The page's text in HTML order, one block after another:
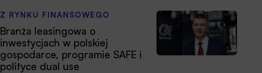
Z RYNKU FINANSOWEGO
Branża leasingowa o
inwestycjach w polskiej
gospodarce, programie SAFE i
polityce dual use